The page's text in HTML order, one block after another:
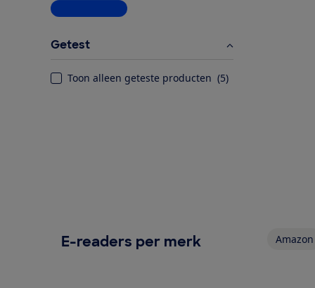
Meer informatie
Getest
Toon alleen geteste producten (5)
E-readers per merk Amazon